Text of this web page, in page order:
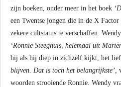
zijn boeken, onder meer in het boek
een Twentse jongen die in de X
zekere cultstatus te verschaffen.
‘Ronnie Steeghuis, helemaal uit
hij als hij diep in zichzelf kijkt, het
blijven. Dat is toch het belangrijkste’,
woorden strooiende Ronnie. Wendy